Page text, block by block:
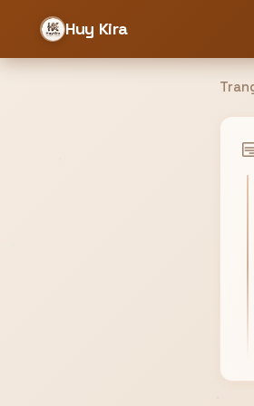
Huy Kira
Bạn cần đăng nhập để sử